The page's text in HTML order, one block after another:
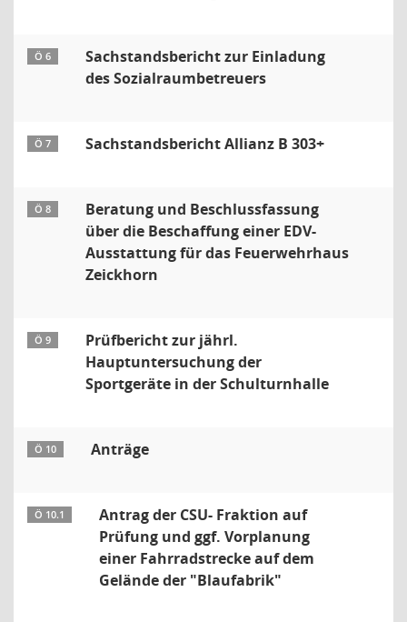
Ö 6
Sachstandsbericht zur Einladung
des Sozialraumbetreuers
Ö 7 Sachstandsbericht Allianz B 303+
Ö 8
Beratung und Beschlussfassung
über die Beschaffung einer EDV-
Ausstattung für das Feuerwehrhaus
Zeickhorn
Ö 9
Prüfbericht zur jährl.
Hauptuntersuchung der
Sportgeräte in der Schulturnhalle
Ö 10 Anträge
Ö 10.1
Antrag der CSU- Fraktion auf
Prüfung und ggf. Vorplanung
einer Fahrradstrecke auf dem
Gelände der "Blaufabrik"